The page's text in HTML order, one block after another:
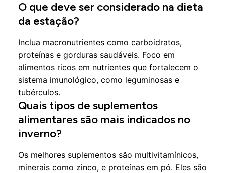
O que deve ser considerado na dieta
da estação?
Inclua macronutrientes como carboidratos,
proteínas e gorduras saudáveis. Foco em
alimentos ricos em nutrientes que fortalecem o
sistema imunológico, como leguminosas e
tubérculos.
Quais tipos de suplementos
alimentares são mais indicados no
inverno?
Os melhores suplementos são multivitamínicos,
minerais como zinco, e proteínas em pó. Eles são